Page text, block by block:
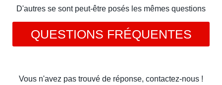
D'autres se sont peut-être posés les mêmes questions
QUESTIONS FRÉQUENTES
Vous n'avez pas trouvé de réponse, contactez-nous !